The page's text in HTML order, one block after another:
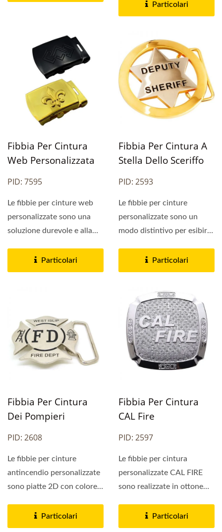
Particolari
Fibbia Per Cintura
Web Personalizzata
PID: 7595
Le fibbie per cinture web
personalizzate sono una
soluzione durevole e alla
Particolari
Fibbia Per Cintura A
Stella Dello Sceriffo
PID: 2593
Le fibbie per cinture
personalizzate sono un
modo distintivo per esibire
Particolari
Fibbia Per Cintura
Dei Pompieri
PID: 2608
Le fibbie per cinture
antincendio personalizzate
sono piatte 2D con colore
Particolari
Fibbia Per Cintura
CAL Fire
PID: 2597
Le fibbie per cintura
personalizzate CAL FIRE
sono realizzate in ottone
Particolari